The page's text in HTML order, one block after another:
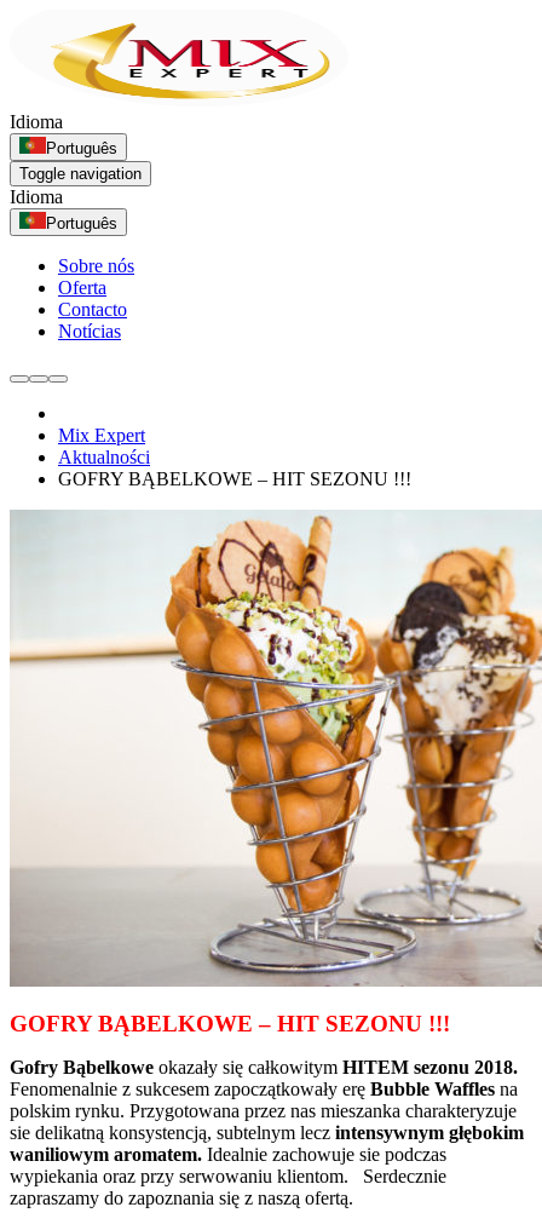
Idioma
Português
Toggle navigation
Idioma
Português
Sobre nós
Oferta
Contacto
Notícias
Mix Expert
Aktualności
GOFRY BĄBELKOWE – HIT SEZONU !!!
GOFRY BĄBELKOWE – HIT SEZONU !!!
Gofry Bąbelkowe okazały się całkowitym HITEM sezonu 2018.
Fenomenalnie z sukcesem zapoczątkowały erę Bubble Waffles na
polskim rynku. Przygotowana przez nas mieszanka charakteryzuje
sie delikatną konsystencją, subtelnym lecz intensywnym głębokim
waniliowym aromatem. Idealnie zachowuje sie podczas
wypiekania oraz przy serwowaniu klientom. Serdecznie
zapraszamy do zapoznania się z naszą ofertą.